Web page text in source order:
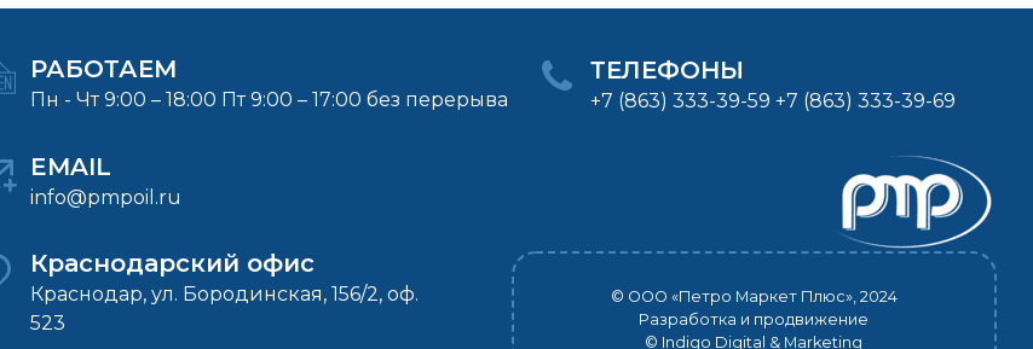
РАБОТАЕМ
Пн - Чт 9:00 – 18:00 Пт 9:00 – 17:00 без перерыва
ТЕЛЕФОНЫ
+7 (863) 333-39-59 +7 (863) 333-39-69
EMAIL
info@pmpoil.ru
Краснодарский офис
Краснодар, ул. Бородинская, 156/2, оф.
523
© ООО «Петро Маркет Плюс», 2024
Разработка и продвижение
© Indigo Digital & Marketing